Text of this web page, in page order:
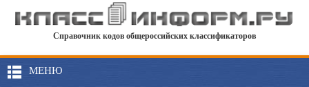
Справочник кодов общероссийских классификаторов
МЕНЮ